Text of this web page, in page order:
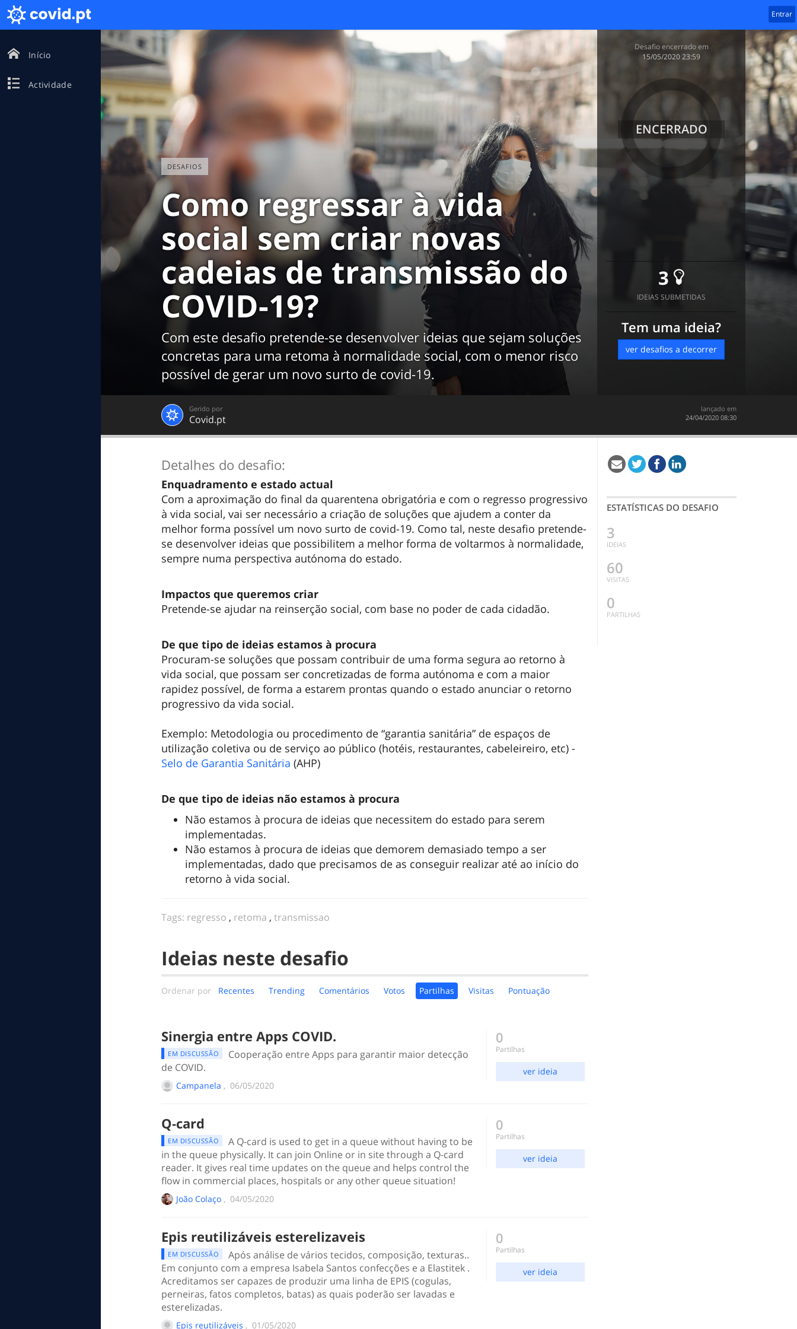
Início
Actividade
Entrar
DESAFIOS
Como regressar à vida
social sem criar novas
cadeias de transmissão do
COVID-19?
Com este desafio pretende-se desenvolver ideias que sejam soluções
concretas para uma retoma à normalidade social, com o menor risco
possível de gerar um novo surto de covid-19.
Desafio encerrado em
‎15/05/2020 23:59
ENCERRADO
3
IDEIAS SUBMETIDAS
Tem uma ideia?
ver desafios a decorrer
Gerido por
Covid.pt
lançado em
‎24/04/2020 08:30
Detalhes do desafio:
Enquadramento e estado actual
Com a aproximação do final da quarentena obrigatória e com o regresso progressivo
à vida social, vai ser necessário a criação de soluções que ajudem a conter da
melhor forma possível um novo surto de covid-19. Como tal, neste desafio pretende-
se desenvolver ideias que possibilitem a melhor forma de voltarmos à normalidade,
sempre numa perspectiva autónoma do estado.
Impactos que queremos criar
Pretende-se ajudar na reinserção social, com base no poder de cada cidadão.
De que tipo de ideias estamos à procura
Procuram-se soluções que possam contribuir de uma forma segura ao retorno à
vida social, que possam ser concretizadas de forma autónoma e com a maior
rapidez possível, de forma a estarem prontas quando o estado anunciar o retorno
progressivo da vida social.
Exemplo: Metodologia ou procedimento de “garantia sanitária” de espaços de
utilização coletiva ou de serviço ao público (hotéis, restaurantes, cabeleireiro, etc) -
Selo de Garantia Sanitária (AHP)
De que tipo de ideias não estamos à procura
Não estamos à procura de ideias que necessitem do estado para serem
implementadas.
Não estamos à procura de ideias que demorem demasiado tempo a ser
implementadas, dado que precisamos de as conseguir realizar até ao início do
retorno à vida social.
Tags: regresso , retoma , transmissao
ESTATÍSTICAS DO DESAFIO
3
IDEIAS
60
VISITAS
0
PARTILHAS
Ideias neste desafio
Ordenar por Recentes Trending Comentários Votos Partilhas Visitas Pontuação
Sinergia entre Apps COVID.
EM DISCUSSÃO
Cooperação entre Apps para garantir maior detecção
de COVID.
Campanela , ‎ ‎06/05/2020
0
Partilhas
ver ideia
Q-card
EM DISCUSSÃO
A Q-card is used to get in a queue without having to be
in the queue physically. It can join Online or in site through a Q-card
reader. It gives real time updates on the queue and helps control the
flow in commercial places, hospitals or any other queue situation!
João Colaço , ‎ ‎04/05/2020
0
Partilhas
ver ideia
Epis reutilizáveis esterelizaveis
EM DISCUSSÃO
Após análise de vários tecidos, composição, texturas..
Em conjunto com a empresa Isabela Santos confecções e a Elastitek .
Acreditamos ser capazes de produzir uma linha de EPIS (cogulas,
perneiras, fatos completos, batas) as quais poderão ser lavadas e
esterelizadas.
Epis reutilizáveis , ‎ ‎01/05/2020
0
Partilhas
ver ideia